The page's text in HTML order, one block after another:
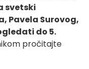
svetski
Pavela Surovog,
do 5.
pročitajte